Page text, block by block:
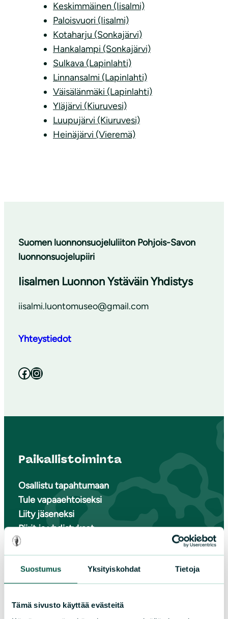
Suostumus Yksityiskohdat Tietoja
Tämä sivusto käyttää evästeitä
Keskimmäinen (Iisalmi)
Paloisvuori (Iisalmi)
Kotaharju (Sonkajärvi)
Hankalampi (Sonkajärvi)
Sulkava (Lapinlahti)
Linnansalmi (Lapinlahti)
Väisälänmäki (Lapinlahti)
Yläjärvi (Kiuruvesi)
Luupujärvi (Kiuruvesi)
Heinäjärvi (Vieremä)
Suomen luonnonsuojeluliiton Pohjois-Savon
luonnonsuojelupiiri
Iisalmen Luonnon Ystäväin Yhdistys
iisalmi.luontomuseo@gmail.com
Yhteystiedot
Facebook Instagram
Paikallistoiminta
Osallistu tapahtumaan
Tule vapaaehtoiseksi
Liity jäseneksi
Piirit ja yhdistykset
LIITY JÄSENEKSI
Suomen luonnonsuojeluliiton